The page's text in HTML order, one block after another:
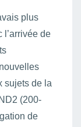
plus
l’arrivée de
sujets de la
(200-
de